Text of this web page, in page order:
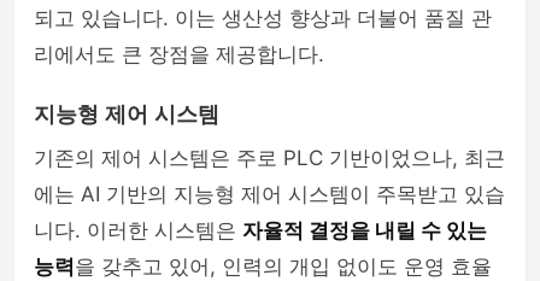
되고 있습니다. 이는 생산성 향상과 더불어 품질 관
리에서도 큰 장점을 제공합니다.
지능형 제어 시스템
기존의 제어 시스템은 주로 PLC 기반이었으나, 최근
에는 AI 기반의 지능형 제어 시스템이 주목받고 있습
니다. 이러한 시스템은 자율적 결정을 내릴 수 있는
능력을 갖추고 있어, 인력의 개입 없이도 운영 효율